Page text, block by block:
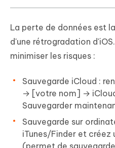
La perte de données est
d'une rétrogradation
minimiser les risques :
Sauvegarde iCloud :
→ [votre nom] →
Sauvegarder
Sauvegarde sur
iTunes/Finder et créez
(permet de